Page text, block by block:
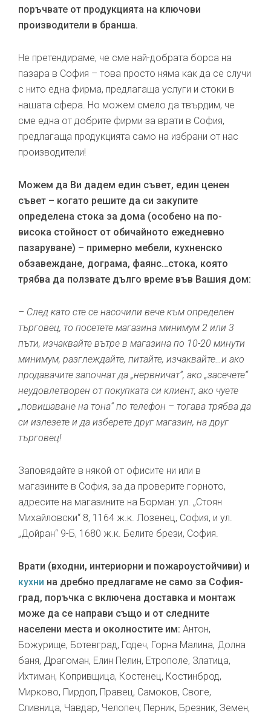
поръчвате от продукцията на ключови
производители в бранша.
Не претендираме, че сме най-добрата борса на
пазара в София – това просто няма как да се случи
с нито една фирма, предлагаща услуги и стоки в
нашата сфера. Но можем смело да твърдим, че
сме една от добрите фирми за врати в София,
предлагаща продукцията само на избрани от нас
производители!
Можем да Ви дадем един съвет, един ценен
съвет – когато решите да си закупите
определена стока за дома (особено на по-
висока стойност от обичайното ежедневно
пазаруване) – примерно мебели, кухненско
обзавеждане, дограма, фаянс…стока, която
трябва да ползвате дълго време във Вашия дом:
– След като сте се насочили вече към определен
търговец, то посетете магазина минимум 2 или 3
пъти, изчаквайте вътре в магазина по 10-20 минути
минимум, разглеждайте, питайте, изчаквайте…и ако
продавачите започнат да „нервничат“, ако „засечете“
неудовлетворен от покупката си клиент, ако чуете
„повишаване на тона“ по телефон – тогава трябва да
си излезете и да изберете друг магазин, на друг
търговец!
Заповядайте в някой от офисите ни или в
магазините в София, за да проверите горното,
адресите на магазините на Борман: ул. „Стоян
Михайловски“ 8, 1164 ж.к. Лозенец, София, и ул.
„Дойран“ 9-Б, 1680 ж.к. Белите брези, София.
Врати (входни, интериорни и пожароустойчиви) и
кухни на дребно предлагаме не само за София-
град, поръчка с включена доставка и монтаж
може да се направи също и от следните
населени места и околностите им: Антон,
Божурище, Ботевград, Годеч, Горна Малина, Долна
баня, Драгоман, Елин Пелин, Етрополе, Златица,
Ихтиман, Копривщица, Костенец, Костинброд,
Мирково, Пирдоп, Правец, Самоков, Своге,
Сливница, Чавдар, Челопеч; Перник, Брезник, Земен,